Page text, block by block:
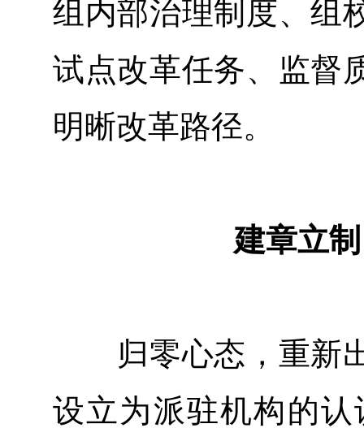
组内部治理制度、组
试点改革任务、监督
明晰改革路径。
建章立
归零心态，重新出
设立为派驻机构的